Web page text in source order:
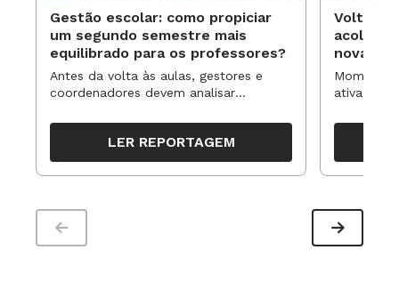
Gestão escolar: como propiciar
um segundo semestre mais
equilibrado para os professores?
Antes da volta às aulas, gestores e
coordenadores devem analisar
organizar ações para orientar o
trabalho pedagógico ao longo do
período
LER REPORTAGEM
Volta às
novas
ativa
propostas